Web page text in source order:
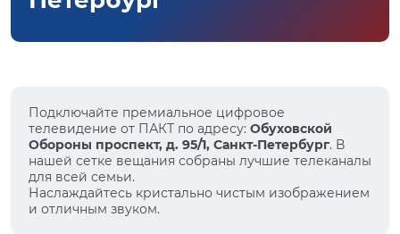
Подключайте премиальное цифровое
телевидение от ПАКТ по адресу: Обуховской
Обороны проспект, д. 95/1, Санкт-Петербург. В
нашей сетке вещания собраны лучшие телеканалы
для всей семьи.
Наслаждайтесь кристально чистым изображением
и отличным звуком.